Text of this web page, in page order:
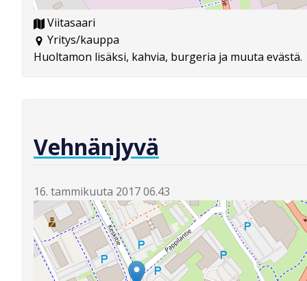
Viitasaari
Yritys/kauppa
Huoltamon lisäksi, kahvia, burgeria ja muuta evästä.
Vehnänjyvä
16. tammikuuta 2017 06.43